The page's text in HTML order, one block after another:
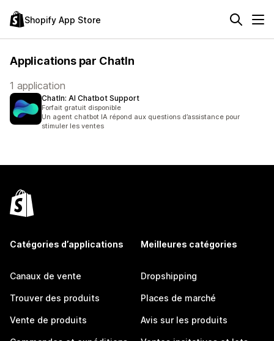
Shopify App Store
Applications par ChatIn
1 application
ChatIn: AI Chatbot Support
Forfait gratuit disponible
Un agent chatbot IA répond aux questions d’assistance pour
stimuler les ventes
Catégories d’applications
Canaux de vente
Trouver des produits
Vente de produits
Meilleures catégories
Dropshipping
Places de marché
Avis sur les produits